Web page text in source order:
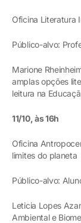
Oficina Literatura
Público-alvo:
Marione
amplas opções
leitura na
11/10, às 16h
Oficina
limites do planeta
Público-alvo:
Leticia Lopes
Ambiental e